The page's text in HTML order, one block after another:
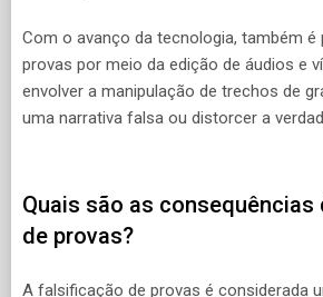
Com o avanço da tecnologia, também
provas por meio da edição de áudios e
envolver a manipulação de trechos de
uma narrativa falsa ou distorcer a
Quais são as
de provas?
A falsificação de provas é considerada